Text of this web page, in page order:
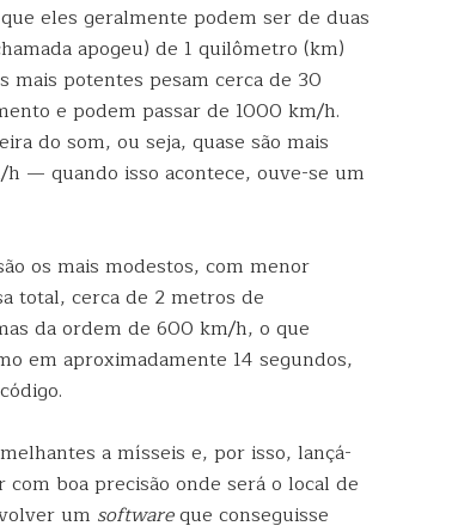
que eles geralmente podem ser de duas
apogeu) de 1 quilômetro (km)
mais potentes pesam cerca de 30
e podem passar de 1000 km/h.
do som, ou seja, quase são mais
— quando isso acontece, ouve-se um
os mais modestos, com menor
total, cerca de 2 metros de
da ordem de 600 km/h, o que
em aproximadamente 14 segundos,
a mísseis e, por isso, lançá-
boa precisão onde será o local de
um softwareque conseguisse